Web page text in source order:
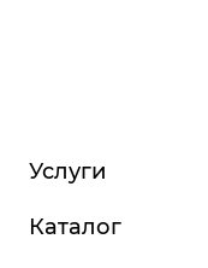
Услуги
Каталог